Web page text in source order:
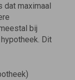
maximaal
bij
Dit